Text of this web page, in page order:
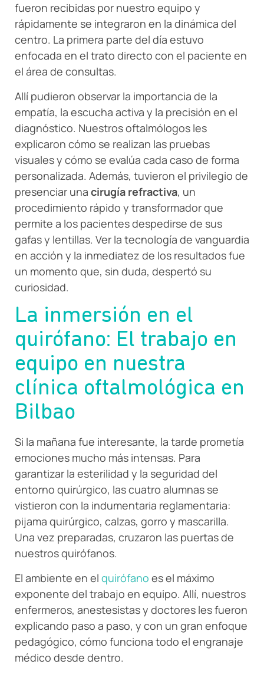
fueron recibidas por nuestro equipo y
rápidamente se integraron en la dinámica del
centro. La primera parte del día estuvo
enfocada en el trato directo con el paciente en
el área de consultas.
Allí pudieron observar la importancia de la
empatía, la escucha activa y la precisión en el
diagnóstico. Nuestros oftalmólogos les
explicaron cómo se realizan las pruebas
visuales y cómo se evalúa cada caso de forma
personalizada. Además, tuvieron el privilegio de
presenciar una cirugía refractiva, un
procedimiento rápido y transformador que
permite a los pacientes despedirse de sus
gafas y lentillas. Ver la tecnología de vanguardia
en acción y la inmediatez de los resultados fue
un momento que, sin duda, despertó su
curiosidad.
La inmersión en el
quirófano: El trabajo en
equipo en nuestra
clínica oftalmológica en
Bilbao
Si la mañana fue interesante, la tarde prometía
emociones mucho más intensas. Para
garantizar la esterilidad y la seguridad del
entorno quirúrgico, las cuatro alumnas se
vistieron con la indumentaria reglamentaria:
pijama quirúrgico, calzas, gorro y mascarilla.
Una vez preparadas, cruzaron las puertas de
nuestros quirófanos.
El ambiente en el quirófano es el máximo
exponente del trabajo en equipo. Allí, nuestros
enfermeros, anestesistas y doctores les fueron
explicando paso a paso, y con un gran enfoque
pedagógico, cómo funciona todo el engranaje
médico desde dentro.